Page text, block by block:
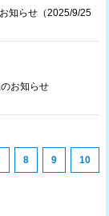
知らせ（2025/9/25
お知らせ
8 9 10